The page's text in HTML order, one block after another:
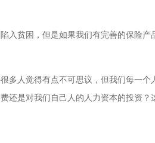
入贫困，但是如果我们有完善的保险
人觉得有点不可思议，但我们每一
是对我们自己人的人力资本的投资